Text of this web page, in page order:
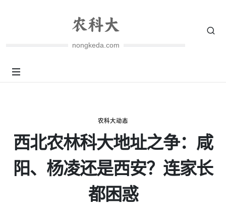
nongkeda.com
农科大动态
西北农林科大地址之争：咸
阳、杨凌还是西安？连家长
都困惑